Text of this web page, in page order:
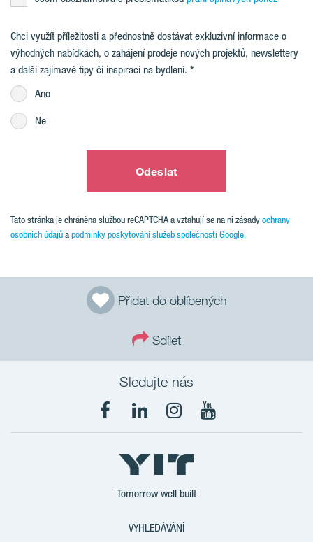
Přidat do oblíbených
Sdílet
Chci využít příležitosti a přednostně dostávat exkluzivní informace o
výhodných nabídkách, o zahájení prodeje nových projektů, newslettery
a další zajímavé tipy či inspiraci na bydlení.
Ano
Ne
Odeslat
Tato stránka je chráněna službou reCAPTCHA a vztahují se na ni zásadyochrany
osobních údajůapodmínky poskytování služeb společnosti Google.
Sledujte nás
Tomorrow well built
VYHLEDÁVÁNÍ